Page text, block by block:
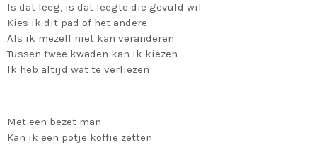
Is dat leeg, is dat leegte die gevuld wil
Kies ik dit pad of het andere
Als ik mezelf niet kan veranderen
Tussen twee kwaden kan ik kiezen
Ik heb altijd wat te verliezen
Met een bezet man
Kan ik een potje koffie zetten